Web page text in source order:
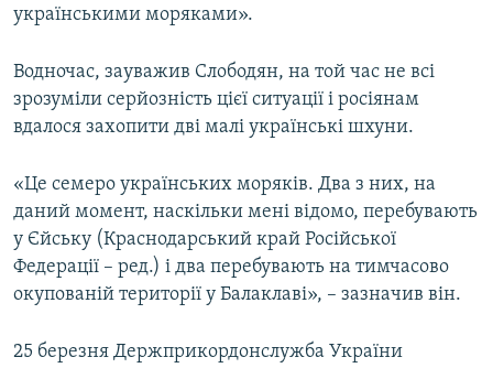
українськими моряками».
Водночас, зауважив Слободян, на той час не всі
зрозуміли серйозність цієї ситуації і росіянам
вдалося захопити дві малі українські шхуни.
«Це семеро українських моряків. Два з них, на
даний момент, наскільки мені відомо, перебувають
у Єйську (Краснодарський край Російської
Федерації – ред.) і два перебувають на тимчасово
окупованій території у Балаклаві», – зазначив він.
25 березня Держприкордонслужба України